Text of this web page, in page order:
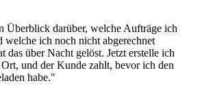
Überblick darüber, welche Aufträge ich
welche ich noch nicht abgerechnet
das über Nacht gelöst. Jetzt erstelle ich
und der Kunde zahlt, bevor ich den
habe."